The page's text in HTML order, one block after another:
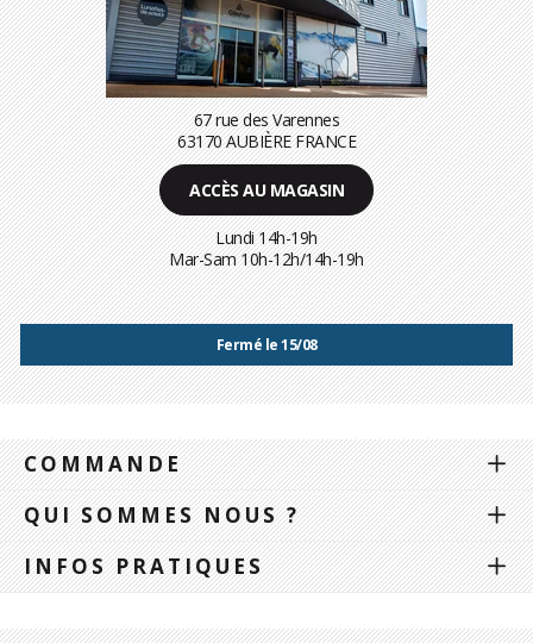
67 rue des Varennes
63170 AUBIÈRE FRANCE
ACCÈS AU MAGASIN
Lundi 14h-19h
Mar-Sam 10h-12h/14h-19h
Fermé le 15/08
COMMANDE
QUI SOMMES NOUS ?
INFOS PRATIQUES